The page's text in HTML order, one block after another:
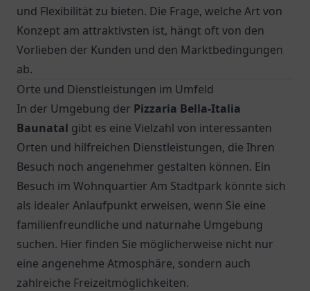
und Flexibilität zu bieten. Die Frage, welche Art von
Konzept am attraktivsten ist, hängt oft von den
Vorlieben der Kunden und den Marktbedingungen
ab.
Orte und Dienstleistungen im Umfeld
In der Umgebung der Pizzaria Bella-Italia
Baunatal gibt es eine Vielzahl von interessanten
Orten und hilfreichen Dienstleistungen, die Ihren
Besuch noch angenehmer gestalten können. Ein
Besuch im Wohnquartier Am Stadtpark könnte sich
als idealer Anlaufpunkt erweisen, wenn Sie eine
familienfreundliche und naturnahe Umgebung
suchen. Hier finden Sie möglicherweise nicht nur
eine angenehme Atmosphäre, sondern auch
zahlreiche Freizeitmöglichkeiten.